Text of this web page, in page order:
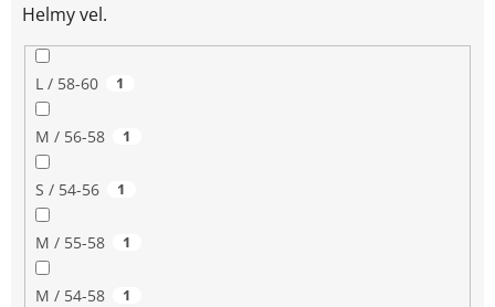
Helmy vel.
L / 58-60 1
M / 56-58 1
S / 54-56 1
M / 55-58 1
M / 54-58 1